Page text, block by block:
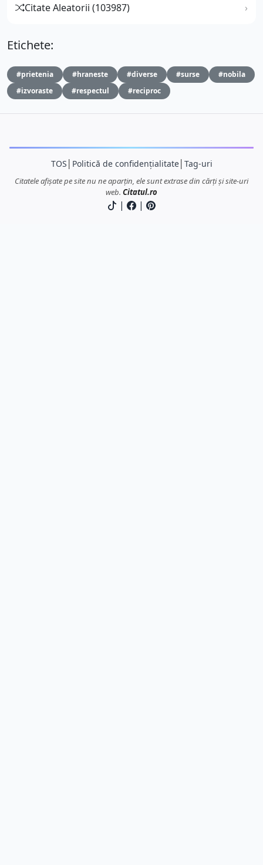
Citate Aleatorii (103987)
Etichete:
#prietenia #hraneste #diverse #surse
#nobila
#izvoraste
#respectul #reciproc
TOS Politică de confidențialitate│ Tag-uri
Citatele afișate pe site nu ne aparțin, ele sunt extrase din cărți și site-uri
web. Citatul.ro
| |